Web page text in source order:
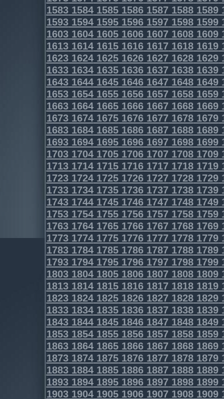
1583158415851586158715881589
1593159415951596159715981599
1603160416051606160716081609
1613161416151616161716181619
1623162416251626162716281629
1633163416351636163716381639
1643164416451646164716481649
1653165416551656165716581659
1663166416651666166716681669
1673167416751676167716781679
1683168416851686168716881689
1693169416951696169716981699
1703170417051706170717081709
1713171417151716171717181719
1723172417251726172717281729
1733173417351736173717381739
1743174417451746174717481749
1753175417551756175717581759
1763176417651766176717681769
1773177417751776177717781779
1783178417851786178717881789
1793179417951796179717981799
1803180418051806180718081809
1813181418151816181718181819
1823182418251826182718281829
1833183418351836183718381839
1843184418451846184718481849
1853185418551856185718581859
1863186418651866186718681869
1873187418751876187718781879
1883188418851886188718881889
1893189418951896189718981899
1903190419051906190719081909